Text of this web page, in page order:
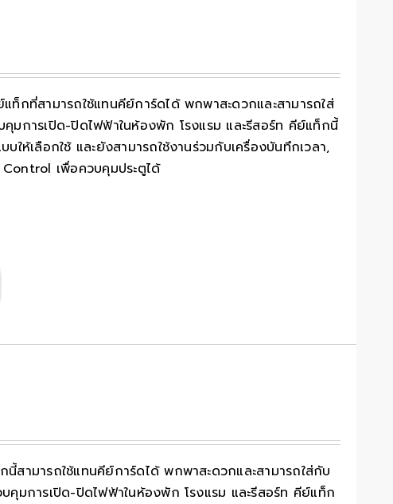
ท็กที่สามารถใช้แทนคีย์การ์ดได้ พกพาสะดวกและสามารถใส่
มการเปิด-ปิดไฟฟ้าในห้องพัก โรงแรม และรีสอร์ท คีย์แท็กนี้
ห้เลือกใช้ และยังสามารถใช้งานร่วมกับเครื่องบันทึกเวลา,
เพื่อควบคุมประตูได้
สามารถใช้แทนคีย์การ์ดได้ พกพาสะดวกและสามารถใส่กับ
คุมการเปิด-ปิดไฟฟ้าในห้องพัก โรงแรม และรีสอร์ท คีย์แท็ก